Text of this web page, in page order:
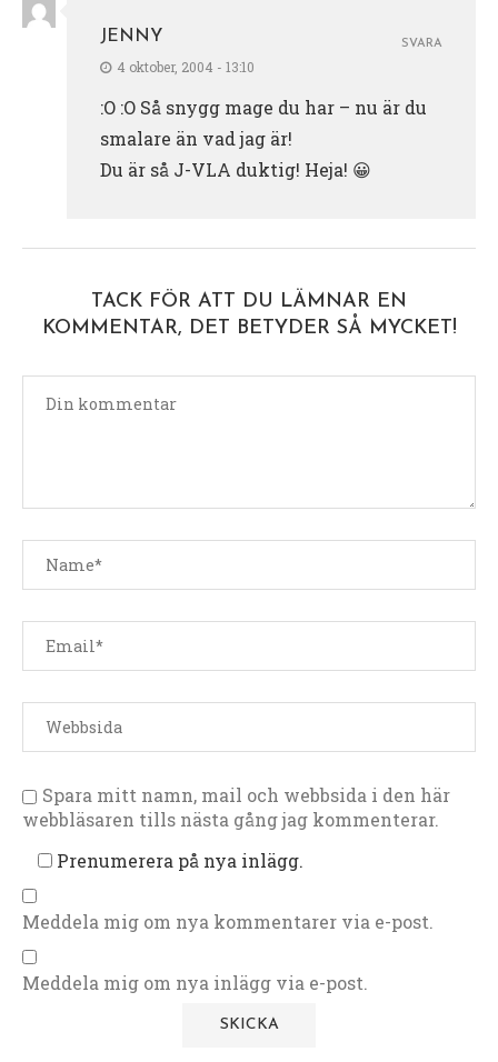
JENNY
4 oktober, 2004 - 13:10
:O :O Så snygg mage du har – nu är du
smalare än vad jag är!
Du är så J-VLA duktig! Heja! 😀
SVARA
TACK FÖR ATT DU LÄMNAR EN
KOMMENTAR, DET BETYDER SÅ MYCKET!
Spara mitt namn, mail och webbsida i den här
webbläsaren tills nästa gång jag kommenterar.
Prenumerera på nya inlägg.
Meddela mig om nya kommentarer via e-post.
Meddela mig om nya inlägg via e-post.